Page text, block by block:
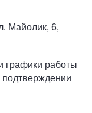
Майолик, 6,
графики работы
подтверждении